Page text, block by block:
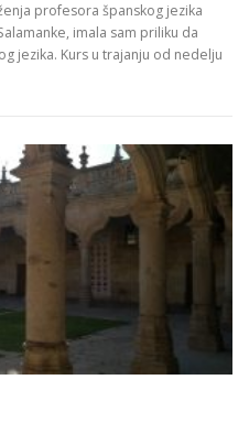
profesora španskog jezika
imala sam priliku da
jezika. Kurs u trajanju od nedelju